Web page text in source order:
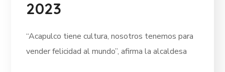
2023
“Acapulco tiene cultura, nosotros tenemos para
vender felicidad al mundo”, afirma la alcaldesa